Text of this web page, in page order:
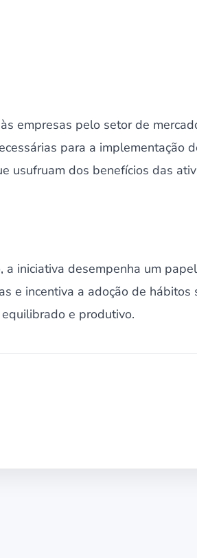
empresas pelo setor de
para a implementação
usufruam dos benefícios das
iniciativa desempenha um
e incentiva a adoção de hábitos
e produtivo.